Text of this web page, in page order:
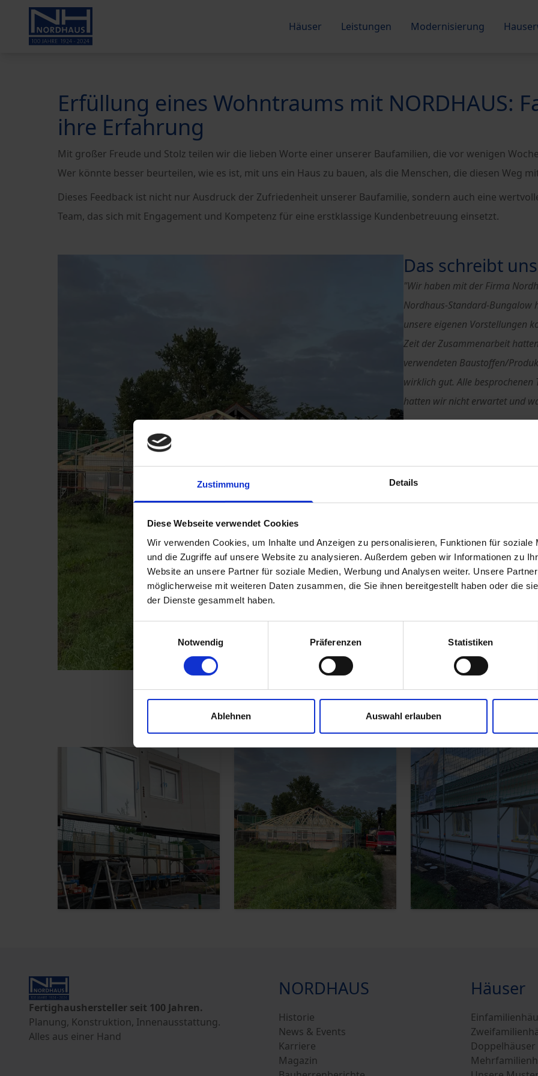
Zustimmung Details
Diese Webseite verwendet Cookies
Wir verwenden Cookies, um Inhalte und Anzeigen zu personalisieren, Funktionen für soziale
und die Zugriffe auf unsere Website zu analysieren. Außerdem geben wir Informationen zu
Website an unsere Partner für soziale Medien, Werbung und Analysen weiter. Unsere
möglicherweise mit weiteren Daten zusammen, die Sie ihnen bereitgestellt haben oder die
der Dienste gesammelt haben.
Notwendig
Präferenzen Statistiken
Ablehnen Auswahl erlauben
Häuser Leistungen Modernisierung
Erfüllung eines Wohntraums mit NORDHAUS:
ihre Erfahrung
Mit großer Freude und Stolz teilen wir die lieben Worte einer unserer Baufamilien, die vor wenigen
Wer könnte besser beurteilen, wie es ist, mit uns ein Haus zu bauen, als die Menschen, die diesen Weg
Dieses Feedback ist nicht nur Ausdruck der Zufriedenheit unserer Baufamilie, sondern auch eine
Team, das sich mit Engagement und Kompetenz für eine erstklassige Kundenbetreuung einsetzt.
Das schreibt
"Wir haben mit der Firma
Nordhaus-Standard-Bungalow
unsere eigenen Vorstellungen
Zeit der Zusammenarbeit
verwendeten Baustoffen/
wirklich gut. Alle
hatten wir nicht erwartet und
Wir wohnen ca. 140 km vom
kaum vor Ort sein. Auch das
Sämtliche/Alle beteiligten
freundliche, hilfsbereite und
Probleme wurden stets
Mittlerweile wohnen wir in
mit Nordhaus zu bauen. Wir
machen. Wie immer lernt man
wir unser Vertrauen schenken
Ganz herzlichen Dank an das
Familie Menke
Fertighaushersteller seit 100 Jahren.
Planung, Konstruktion, Innenausstattung.
Alles aus einer Hand
NORDHAUS
Historie
News & Events
Karriere
Magazin
Häuser
Doppelhäuser